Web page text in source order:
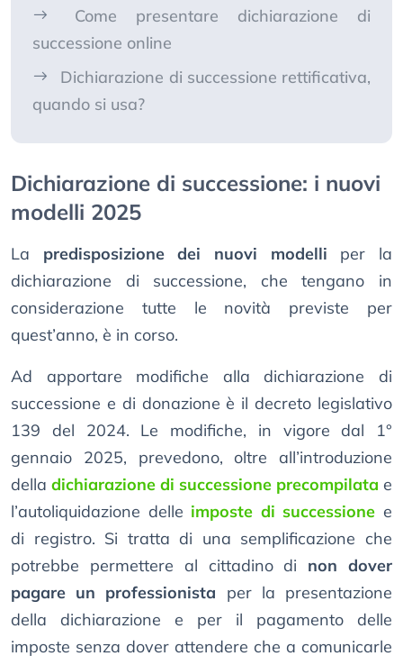
Come presentare dichiarazione di
successione online
Dichiarazione di successione rettificativa,
quando si usa?
Dichiarazione di successione: i nuovi
modelli 2025
La predisposizione dei nuovi modelli per la
dichiarazione di successione, che tengano in
considerazione tutte le novità previste per
quest’anno, è in corso.
Ad apportare modifiche alla dichiarazione di
successione e di donazione è il decreto legislativo
139 del 2024. Le modifiche, in vigore dal 1°
gennaio 2025, prevedono, oltre all’introduzione
della dichiarazione di successione precompilata e
l’autoliquidazione delle imposte di successione e
di registro. Si tratta di una semplificazione che
potrebbe permettere al cittadino di non dover
pagare un professionista per la presentazione
della dichiarazione e per il pagamento delle
imposte senza dover attendere che a comunicarle